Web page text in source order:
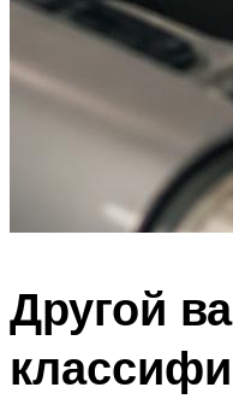
Другой